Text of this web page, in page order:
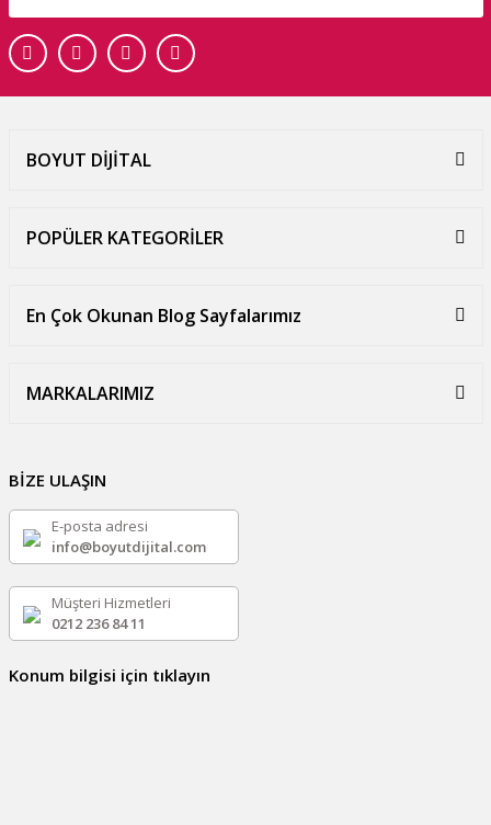
BOYUT DİJİTAL
POPÜLER KATEGORİLER
En Çok Okunan Blog Sayfalarımız
MARKALARIMIZ
BİZE ULAŞIN
E-posta adresi
info@boyutdijital.com
Müşteri Hizmetleri
0212 236 84 11
Konum bilgisi için tıklayın